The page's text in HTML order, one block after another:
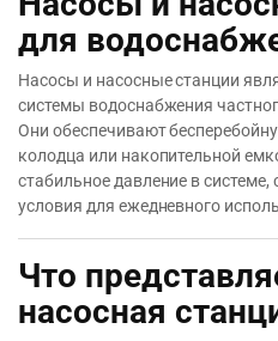
для
Насосы и насосные станции
системы водоснабжения
Они обеспечивают
колодца или накопительной
стабильное давление в
условия для ежедневного
Что
насосная